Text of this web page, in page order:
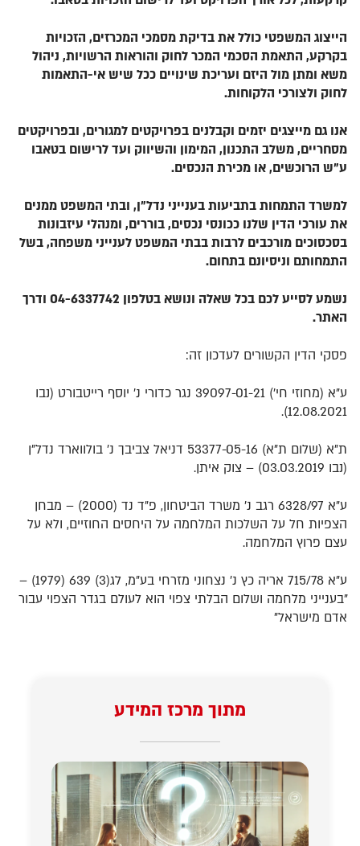
הייצוג המשפטי כולל את בדיקת מסמכי המכרזים, הזכויות
בקרקע, התאמת הסכמי המכר לחוק והוראות הרשויות, ניהול
משא ומתן מול היזם ועריכת שינויים ככל שיש אי-התאמות
לחוק ולצורכי הלקוחות.
אנו גם מייצגים יזמים וקבלנים בפרויקטים למגורים, ובפרויקטים
מסחריים, משלב התכנון, המימון והשיווק ועד לרישום בטאבו
ע"ש הרוכשים, או מכירת הנכסים.
למשרד התמחות בתביעות בענייני נדל"ן, ובתי המשפט ממנים
את עורכי הדין שלנו ככונסי נכסים, בוררים, ומנהלי עיזבונות
בסכסוכים מורכבים לרבות בבתי המשפט לענייני משפחה, בשל
התמחותם וניסיונם בתחום.
נשמע לסייע לכם בכל שאלה ונושא בטלפון 04-6337742 ודרך
האתר.
פסקי הדין הקשורים לעדכון זה:
ע"א (מחוזי חי') 39097-01-21 נגר כדורי נ' יוסף רייטבורט (נבו
12.08.2021)‏‏.
ת"א (שלום ת"א) 53377-05-16 דניאל צביבך נ' בולווארד נדל"ן
(נבו 03.03.2019)‏‏ – צוק איתן.
ע"א 6328/97 רגב נ' משרד הביטחון, פ"ד נד (2000) – מבחן
הצפיות חל על השלכות המלחמה על היחסים החוזיים, ולא על
עצם פרוץ המלחמה.
ע"א 715/78 אריה כץ נ' נצחוני מזרחי בע"מ, לג(3) 639 (1979)‏‏ –
"בענייני מלחמה ושלום הבלתי צפוי הוא לעולם בגדר הצפוי עבור
אדם מישראל"
מתוך מרכז המידע